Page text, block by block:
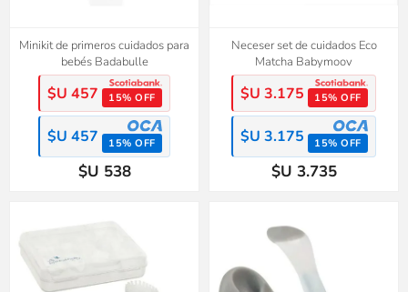
Minikit de primeros cuidados para
bebés Badabulle
$U 457 15% OFF
$U 457 15% OFF
$U 538
Neceser set de cuidados Eco
Matcha Babymoov
$U 3.175 15% OFF
$U 3.175 15% OFF
$U 3.735